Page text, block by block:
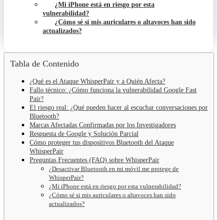
¿Mi iPhone está en riesgo por esta
vulnerabilidad?
¿Cómo sé si mis auriculares o altavoces han sido
actualizados?
Tabla de Contenido
¿Qué es el Ataque WhisperPair y a Quién Afecta?
Fallo técnico: ¿Cómo funciona la vulnerabilidad Google Fast
Pair?
El riesgo real: ¿Qué pueden hacer al escuchar conversaciones por
Bluetooth?
Marcas Afectadas Confirmadas por los Investigadores
Respuesta de Google y Solución Parcial
Cómo proteger tus dispositivos Bluetooth del Ataque
WhisperPair
Preguntas Frecuentes (FAQ) sobre WhisperPair
¿Desactivar Bluetooth en mi móvil me protege de
WhisperPair?
¿Mi iPhone está en riesgo por esta vulnerabilidad?
¿Cómo sé si mis auriculares o altavoces han sido
actualizados?